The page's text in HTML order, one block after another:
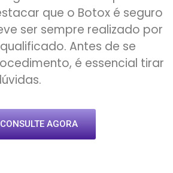
que o Botox é seguro
ser sempre realizado por
Antes de se
é essencial tirar
CONSULTE AGORA